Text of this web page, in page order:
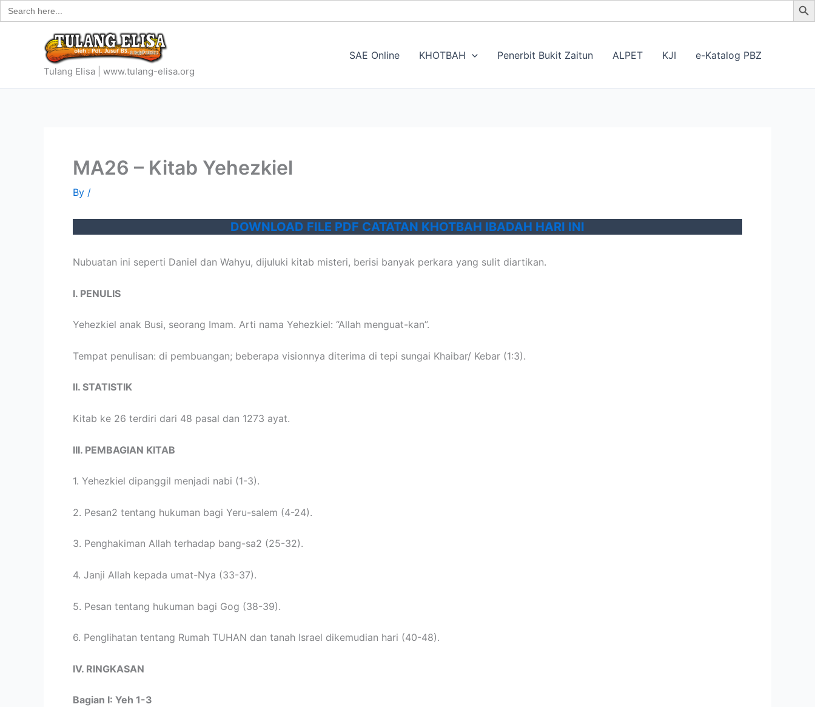
Search
for:
Skip
to
Tulang Elisa | www.tulang-elisa.org
SAE Online KHOTBAH Penerbit Bukit Zaitun ALPET KJI e-Katalog PBZ
MA26 – Kitab Yehezkiel
By /
DOWNLOAD FILE PDF CATATAN KHOTBAH IBADAH HARI INI
Nubuatan ini seperti Daniel dan Wahyu, dijuluki kitab misteri, berisi banyak perkara yang sulit diartikan.
I. PENULIS
Yehezkiel anak Busi, seorang Imam. Arti nama Yehezkiel: “Allah menguat-kan”.
Tempat penulisan: di pembuangan; beberapa visionnya diterima di tepi sungai Khaibar/ Kebar (1:3).
II. STATISTIK
Kitab ke 26 terdiri dari 48 pasal dan 1273 ayat.
III. PEMBAGIAN KITAB
1. Yehezkiel dipanggil menjadi nabi (1-3).
2. Pesan2 tentang hukuman bagi Yeru-salem (4-24).
3. Penghakiman Allah terhadap bang-sa2 (25-32).
4. Janji Allah kepada umat-Nya (33-37).
5. Pesan tentang hukuman bagi Gog (38-39).
6. Penglihatan tentang Rumah TUHAN dan tanah Israel dikemudian hari (40-48).
IV. RINGKASAN
Bagian I: Yeh 1-3